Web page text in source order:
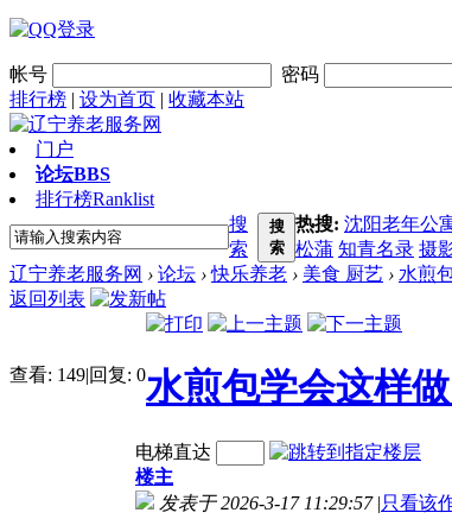
帐号 密码
排行榜 | 设为首页 | 收藏本站
门户
论坛BBS
排行榜Ranklist
搜
索
搜
索
热搜: 沈阳老年公
松蒲 知青名录 摄
辽宁养老服务网 › 论坛 › 快乐养老 › 美食 厨艺 › 水煎
返回列表
查看: 149|回复: 0水煎包学会这样
电梯直达
楼主
发表于 2026-3-17 11:29:57 |只看该